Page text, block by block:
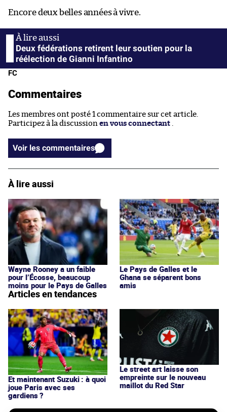
Encore deux belles années à vivre.
Deux fédérations retirent leur soutien pour la
réélection de Gianni Infantino
FC
Commentaires
Les membres ont posté 1 commentaire sur cet article.
Participez à la discussion en vous connectant
Voir les commentaires
À lire aussi
Wayne Rooney a un faible
pour l’Écosse, beaucoup
moins pour le Pays de Galles
Le Pays de Galles et le
Ghana se séparent bons
amis
Articles en tendances
Et maintenant Suzuki : à quoi
joue Paris avec ses
gardiens ?
Le street art laisse son
empreinte sur le nouveau
maillot du Red Star